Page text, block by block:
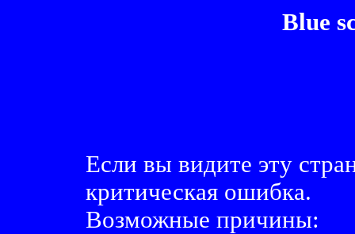
Blue
Если вы видите эту
критическая ошибка.
Возможные причины: